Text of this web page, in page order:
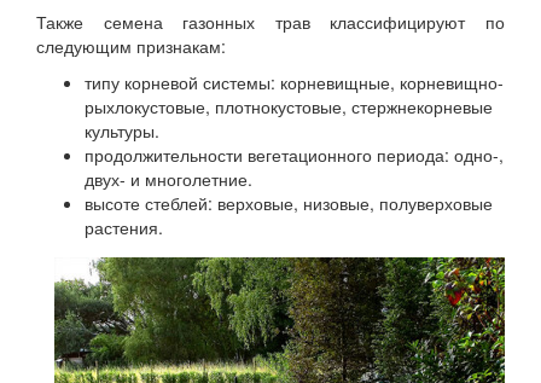
Также семена газонных трав классифицируют по
следующим признакам:
типу корневой системы: корневищные, корневищно-
рыхлокустовые, плотнокустовые, стержнекорневые
культуры.
продолжительности вегетационного периода: одно-,
двух- и многолетние.
высоте стеблей: верховые, низовые, полуверховые
растения.